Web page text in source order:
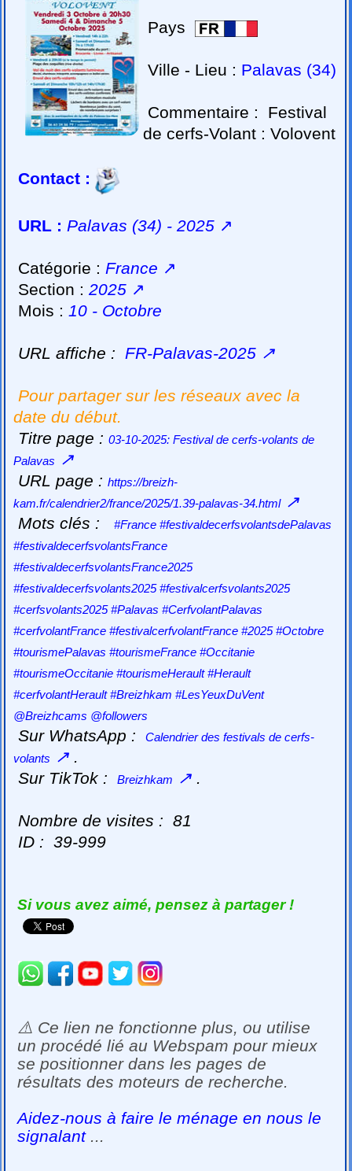
Pays
Ville - Lieu : Palavas (34)
Commentaire :
Festival
de cerfs-Volant : Volovent
Contact :
URL : Palavas (34) - 2025 ↗
Catégorie : France ↗
Section :2025 ↗
Mois :10 - Octobre
URL affiche : FR-Palavas-2025 ↗
Pour partager sur les réseaux avec la
date du début.
Titre page :03-10-2025: Festival de cerfs-volants de
Palavas ↗
URL page :https://breizh-
kam.fr/calendrier2/france/2025/1.39-palavas-34.html↗
Mots clés :
#France #festivaldecerfsvolantsdePalavas
#festivaldecerfsvolantsFrance
#festivaldecerfsvolantsFrance2025
#festivaldecerfsvolants2025 #festivalcerfsvolants2025
#cerfsvolants2025 #Palavas #CerfvolantPalavas
#cerfvolantFrance #festivalcerfvolantFrance #2025 #Octobre
#tourismePalavas #tourismeFrance #Occitanie
#tourismeOccitanie #tourismeHerault #Herault
#cerfvolantHerault #Breizhkam #LesYeuxDuVent
@Breizhcams @followers
Sur WhatsApp :Calendrier des festivals de cerfs-
volants ↗ .
Sur TikTok :Breizhkam ↗ .
Nombre de visites : 81
ID : 39-999
Si vous avez aimé, pensez à partager !
⚠️ Ce lien ne fonctionne plus, ou utilise
un procédé lié au Webspam pour mieux
se positionner dans les pages de
résultats des moteurs de recherche.
Aidez-nous à faire le ménage en nous le
signalant...